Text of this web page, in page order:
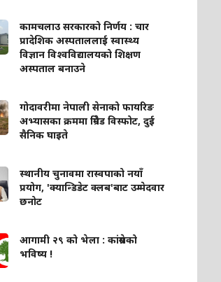
कामचलाउ सरकारको निर्णय : चार
प्रादेशिक अस्पताललाई स्वास्थ्य
विज्ञान विश्वविद्यालयको शिक्षण
अस्पताल बनाउने
गोदावरीमा नेपाली सेनाको फायरिङ
अभ्यासका क्रममा ग्रिनेड विस्फोट, दुई
सैनिक घाइते
स्थानीय चुनावमा रास्वपाको नयाँ
प्रयोग, 'क्यान्डिडेट क्लब'बाट उम्मेदवार
छनोट
आगामी २९ को भेला : कांग्रेसको
भविष्य !